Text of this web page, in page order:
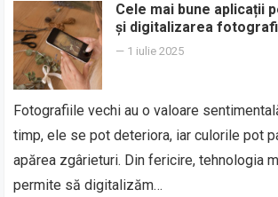
Cele mai bune aplicații
și digitalizarea
— 1 iulie 2025
Fotografiile vechi au o valoare
timp, ele se pot deteriora, iar culorile pot
apărea zgârieturi. Din fericire, tehnologia
permite să digitalizăm…